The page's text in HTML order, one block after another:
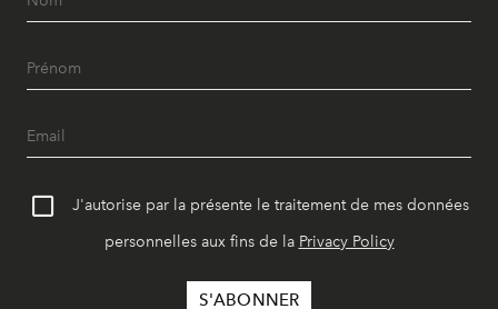
J'autorise par la présente le traitement de mes données
personnelles aux fins de la Privacy Policy